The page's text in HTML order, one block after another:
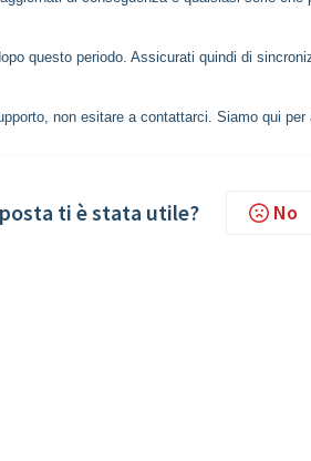
questo periodo. Assicurati quindi di
non esitare a contattarci. Siamo qui per
ti è stata utile? No